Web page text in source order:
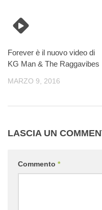
Forever è il nuovo video di
KG Man & The Raggavibes
MARZO 9, 2016
LASCIA UN
Commento *